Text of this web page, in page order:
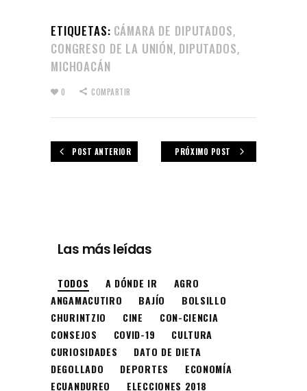
ETIQUETAS: CÁMARA DE DIPUTADOS,
CONGRESO DE LA UNIÓN, DIPUTADOS,
MICHOACÁN
0 COMPARTIR
POST ANTERIOR PRÓXIMO POST
Las más leídas
TODOS A DÓNDE IR
AGRO
ANGAMACUTIRO
BAJÍO
BOLSILLO
CHURINTZIO
CINE
CON-CIENCIA
CONSEJOS
COVID-19
CULTURA
CURIOSIDADES
DATO DE DIETA
DEGOLLADO
DEPORTES
ECONOMÍA
ECUANDUREO
ELECCIONES 2018